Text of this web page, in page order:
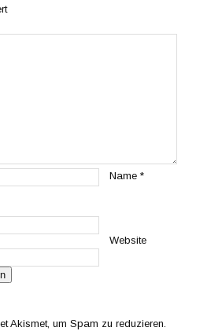
Name*
Website
Akismet, um Spam zu reduzieren.